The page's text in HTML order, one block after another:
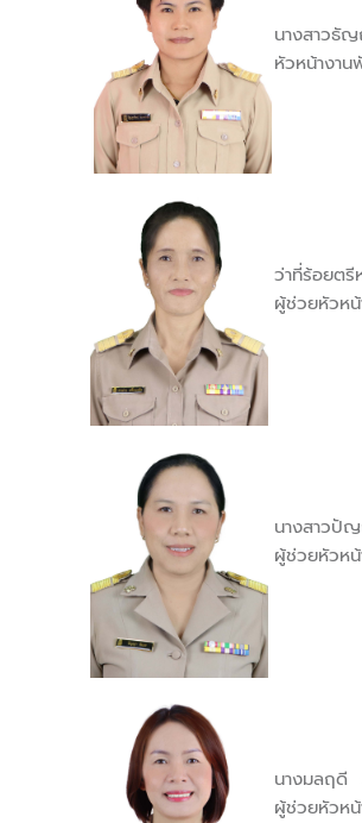
นางสาวธั
หัวหน้างา
ว่าที่ร้อยตรี
ผู้ช่วยหัวห
นางสาวปั
ผู้ช่วยหัวห
นางมลฤดี
ผู้ช่วยหัวห